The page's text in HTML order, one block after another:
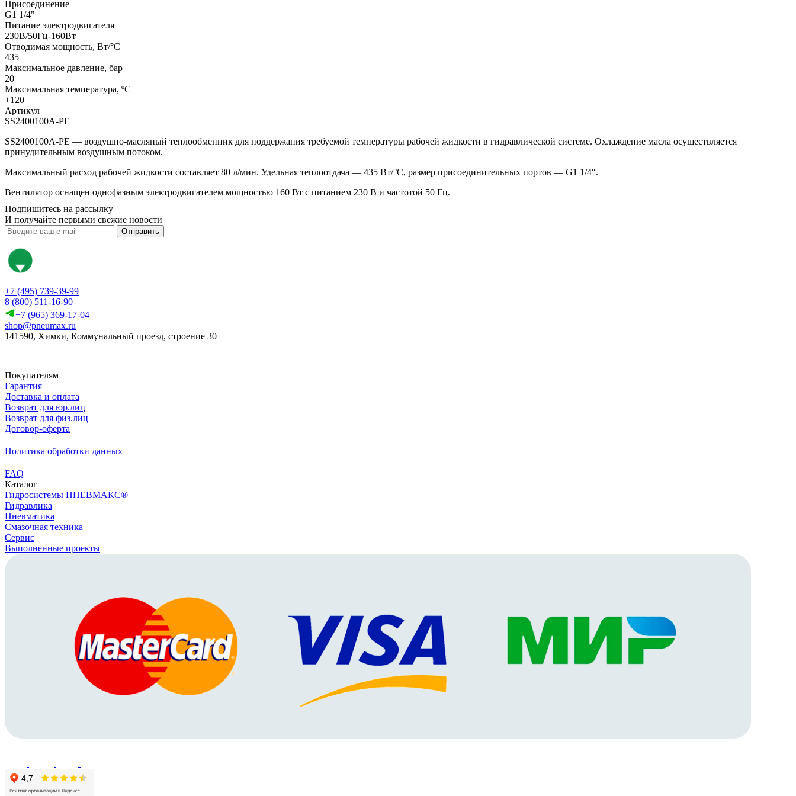
Присоединение
G1 1/4"
Питание электродвигателя
230В/50Гц-160Вт
Отводимая мощность, Вт/°C
435
Максимальное давление, бар
20
Максимальная температура, ºС
+120
Артикул
SS2400100A-PE
SS2400100A-PE — воздушно-масляный теплообменник для поддержания требуемой температуры рабочей жидкости в гидравлической системе. Охлаждение масла осуществляется
принудительным воздушным потоком.
Максимальный расход рабочей жидкости составляет 80 л/мин. Удельная теплоотдача — 435 Вт/°C, размер присоединительных портов — G1 1/4″.
Вентилятор оснащен однофазным электродвигателем мощностью 160 Вт с питанием 230 В и частотой 50 Гц.
Подпишитесь на рассылку
И получайте первыми свежие новости
Отправить
+7 (495) 739-39-99
8 (800) 511-16-90
+7 (965) 369-17-04
shop@pneumax.ru
141590, Химки, Коммунальный проезд, строение 30
Покупателям
Гарантия
Доставка и оплата
Возврат для юр.лиц
Возврат для физ.лиц
Договор-оферта
Политика обработки данных
FAQ
Каталог
Гидросистемы ПНЕВМАКС®
Гидравлика
Пневматика
Смазочная техника
Сервис
Выполненные проекты